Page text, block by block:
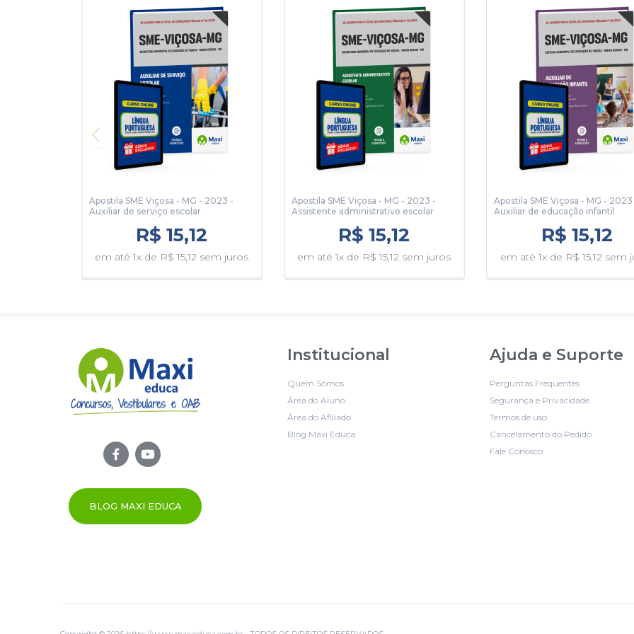
Apostila SME Viçosa - MG - 2023 -
Auxiliar de serviço escolar
R$ 15,12
em até 1x de R$ 15,12 sem juros
Apostila SME Viçosa - MG - 2023 -
Assistente administrativo escolar
R$ 15,12
em até 1x de R$ 15,12 sem juros
Apostila SME Viçosa - MG - 2023
Auxiliar de educação infantil
R$ 15,12
em até 1x de R$ 15,12 sem
BLOG MAXI EDUCA
Institucional
Quem Somos
Área do Aluno
Área do Afiliado
Blog Maxi Educa
Ajuda e Suporte
Perguntas Frequentes
Segurança e Privacidade
Termos de uso
Cancelamento do Pedido
Fale Conosco